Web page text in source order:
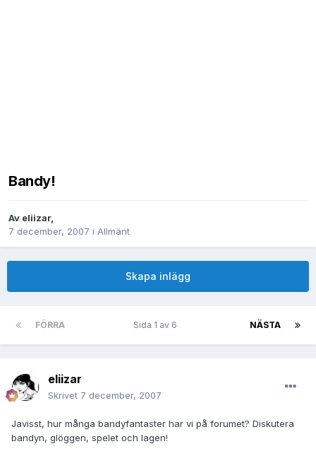
Bandy!
Av eliizar,
7 december, 2007 i Allmänt
Skapa inlägg
FÖRRA NÄSTA
Sida 1 av 6
eliizar
Skrivet 7 december, 2007
Javisst, hur många bandyfantaster har vi på forumet? Diskutera
bandyn, glöggen, spelet och lagen!